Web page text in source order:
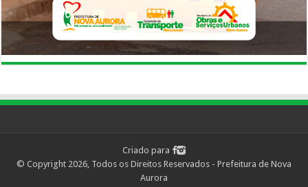
Criado para
© Copyright 2026, Todos os Direitos Reservados - Prefeitura de Nova
Aurora